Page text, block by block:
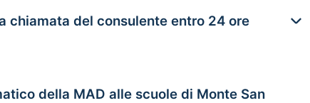
chiamata del consulente entro 24 ore
della MAD alle scuole di Monte San